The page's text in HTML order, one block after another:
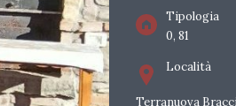
Tipologia
0, 81
Località
Terranuova